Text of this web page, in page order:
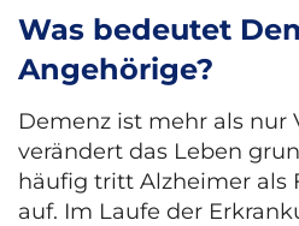
Was bedeutet
Angehörige?
Demenz ist mehr als nur
verändert das Leben
häufig tritt Alzheimer als
auf. Im Laufe der